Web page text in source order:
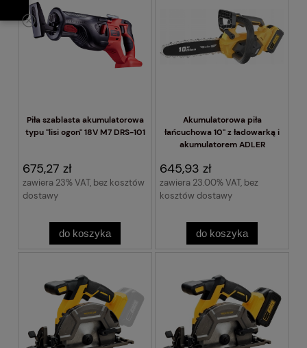
Piła szablasta akumulatorowa
typu "lisi ogon" 18V M7 DRS-101
675,27 zł
zawiera 23% VAT, bez kosztów
dostawy
do koszyka
Akumulatorowa piła
łańcuchowa 10" z ładowarką i
akumulatorem ADLER
645,93 zł
zawiera 23.00% VAT, bez
kosztów dostawy
do koszyka